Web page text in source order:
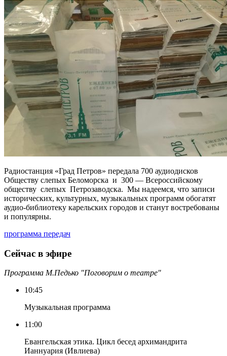
Радиостанция «Град Петров» передала 700 аудиодисков
Обществу слепых Беломорска и 300 — Всероссийскому
обществу слепых Петрозаводска. Мы надеемся, что записи
исторических, культурных, музыкальных программ обогатят
аудио-библиотеку карельских городов и станут востребованы
и популярны.
программа передач
Сейчас в эфире
Программа М.Педько "Поговорим о театре"
10:45
Музыкальная программа
11:00
Евангельская этика. Цикл бесед архимандрита
Ианнуария (Ивлиева)